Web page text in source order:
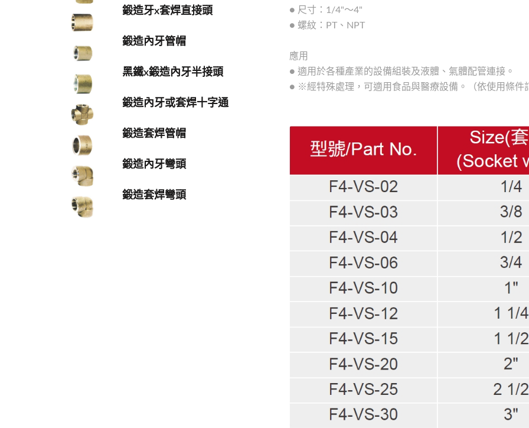
鍛造牙x套焊直接頭
鍛造內牙管帽
黑鐵x鍛造內牙半接頭
鍛造內牙或套焊十字通
鍛造套焊管帽
鍛造內牙彎頭
鍛造套焊彎頭
● 尺寸：1/4"～4"
● 螺紋：PT、NPT
應用
● 適用於各種產業的設備組裝及液體、氣體配管連接。
● ※經特殊處理，可適用食品與醫療設備。（依使用條件